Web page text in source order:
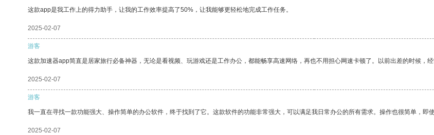
这款app是我工作上的得力助手，让我的工作效率提高了50%，让我能够更轻松地完成工作任务。
2025-02-07
游客
这款加速器app简直是居家旅行必备神器，无论是看视频、玩游戏还是工作办公，都能畅享高速网络，再也不用担心网速卡顿了。以前出差的时候，
2025-02-07
游客
我一直在寻找一款功能强大、操作简单的办公软件，终于找到了它。这款软件的功能非常强大，可以满足我日常办公的所有需求。操作也很简单，即
2025-02-07